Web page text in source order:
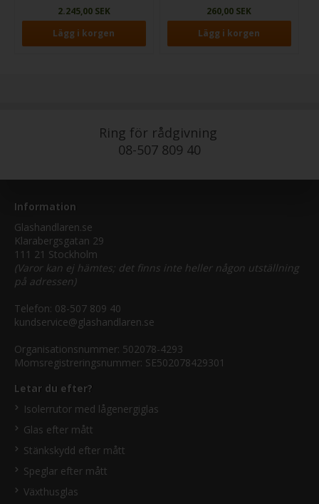
2.245,00 SEK 260,00 SEK
Ring för rådgivning
08-507 809 40
Information
Glashandlaren.se
Klarabergsgatan 29
111 21 Stockholm
(Varor kan ej hämtes; det finns inte heller någon utställning
på adressen)
Telefon: 08-507 809 40
kundservice@glashandlaren.se
Organisationsnummer: 502078-4293
Momsregistreringsnummer: SE502078429301
Letar du efter?
Isolerrutor med lågenergiglas
Glas efter mått
Stänkskydd efter mått
Speglar efter mått
Växthusglas